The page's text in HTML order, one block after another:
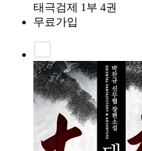
태극검제 1부 4권
무료가입